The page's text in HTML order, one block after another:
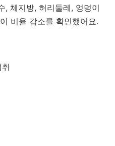
, 체지방, 허리둘레, 엉덩이
비율 감소를 확인했어요.